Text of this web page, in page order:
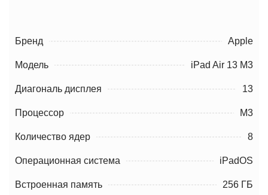
Бренд Apple
Модель iPad Air 13 M3
Диагональ дисплея 13
Процессор M3
Количество ядер 8
Операционная система iPadOS
Встроенная память 256 ГБ